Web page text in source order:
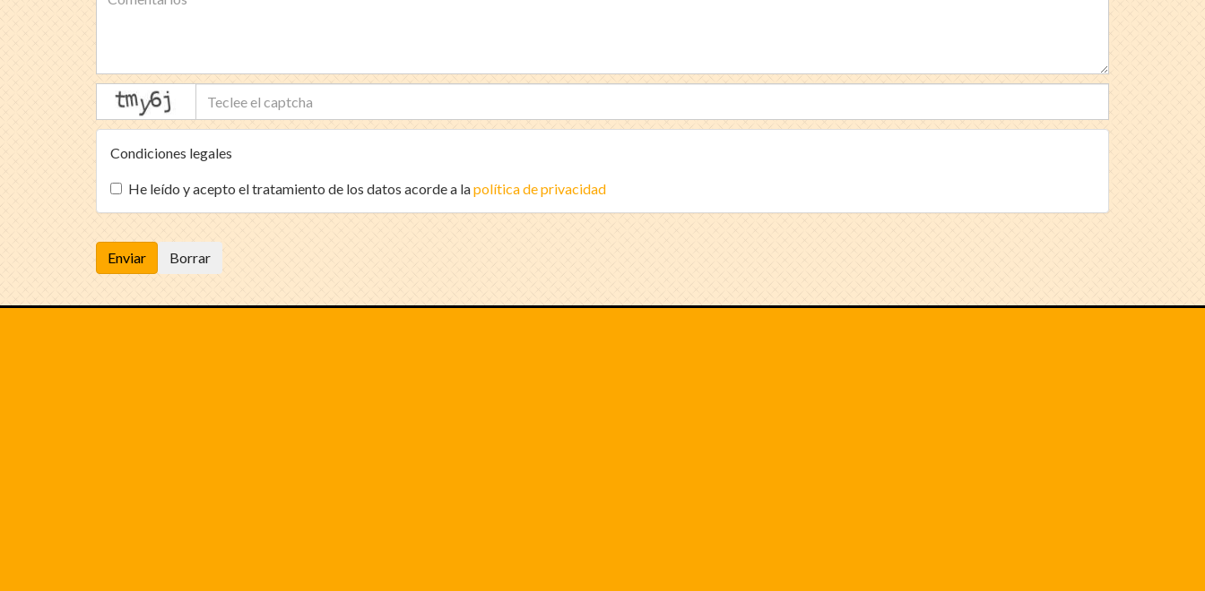
Condiciones legales
He leído y acepto el tratamiento de los datos acorde a lapolítica de privacidad
Enviar Borrar